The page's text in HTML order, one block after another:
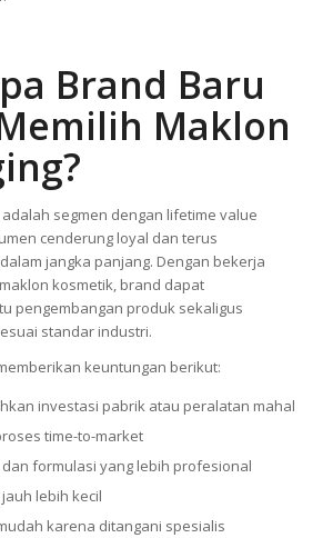
Brand Baru
Maklon
segmen dengan lifetime value
cenderung loyal dan terus
jangka panjang. Dengan bekerja
kosmetik, brand dapat
pengembangan produk sekaligus
standar industri.
keuntungan berikut:
investasi pabrik atau peralatan mahal
time-to-market
formulasi yang lebih profesional
lebih kecil
karena ditangani spesialis